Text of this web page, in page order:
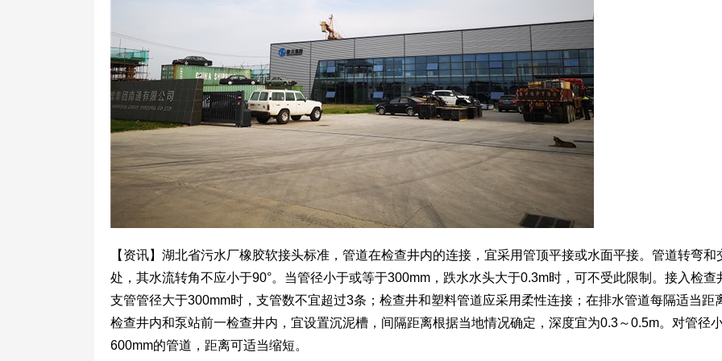
【资讯】湖北省污水厂橡胶软接头标准，管道在检查井内的连接，宜采用管顶平接或水面平接。管道转弯和
处，其水流转角不应小于90°。当管径小于或等于300mm，跌水水头大于0.3m时，可不受此限制。接入检查
支管管径大于300mm时，支管数不宜超过3条；检查井和塑料管道应采用柔性连接；在排水管道每隔适当距
检查井内和泵站前一检查井内，宜设置沉泥槽，间隔距离根据当地情况确定，深度宜为0.3～0.5m。对管径
600mm的管道，距离可适当缩短。